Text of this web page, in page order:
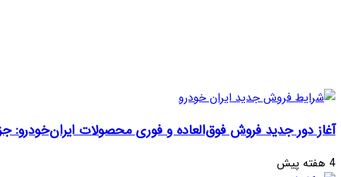
آغاز دور جدید فروش فوق‌العاده و فوری محصولات
4 هفته پیش